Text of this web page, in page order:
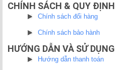
CHÍNH SÁCH & QUY ĐỊNH
Chính sách đổi hàng
Chính sách bảo hành
HƯỚNG DẪN VÀ SỬ DỤNG
Hướng dẫn thanh toán